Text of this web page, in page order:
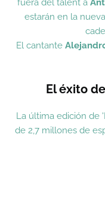
fuera del talent a
estarán en la
El cantante
El éxito
La última edición de
de 2,7 millones de